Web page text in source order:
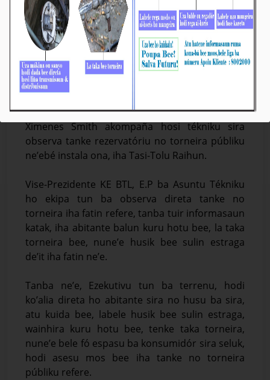
BTL, E.P Observa bee no Identifika Fatin hodi
Instala tan Tanke Rezervatóriu Públiku iha Tasi-
Tolu
Média_BTL, E.P 03-Janeiru-2025
Díli, 03/01/2025. Vise-Prezidente Komisaun
(BTL, EP) ba Asuntu Tékniku, Sr. José Filipe
Ximenes Smith akompaña hosi tékniku sira
observa tanke rezervatóriu no torneira públiku
ne’ebé instala ona, iha Tasi-Tolu Raihun.
Vise-Prezidente KE BTL, E.P ba Asuntu Tékniku
ho ekipa tun ba observa direta tanke no
torneira iha fatin refere, tanba tuir informasaun
katak, iha abitante balun kuru hotu bee, la taka
torneira bee, nune’e husik bee sulin estraga
de’it iha fatin ne’e.
Tanba ne’e, Ezekutivu tun ba terrenu, hodi
ko’alia direta ho abitante sira no husu ba sira,
atu kuida bee, labele husik bee sulin estraga,
wainhira kuru hotu bee, tenke taka torneira,
nune’e bele fó espasu ba konsumidór sira seluk,
hodi asesu mos bee iha tanke no torneira
públiku refere.